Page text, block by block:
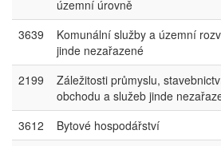
územní úrovně
3639
Komunální služby a územní
jinde nezařazené
2199
Záležitosti průmyslu,
obchodu a služeb jinde
3612 Bytové hospodářství